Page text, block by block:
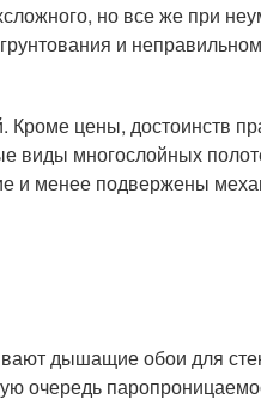
но все же при
и
цены, достоинств
виды многослойных
и менее подвержены
дышащие обои для
очередь